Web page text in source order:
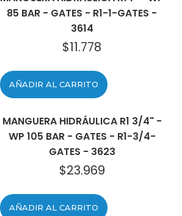
85 BAR - GATES - R1-1-GATES -
3614
$11.778
AÑADIR AL CARRITO
MANGUERA HIDRÁULICA R1 3/4" -
WP 105 BAR - GATES - R1-3/4-
GATES - 3623
$23.969
AÑADIR AL CARRITO